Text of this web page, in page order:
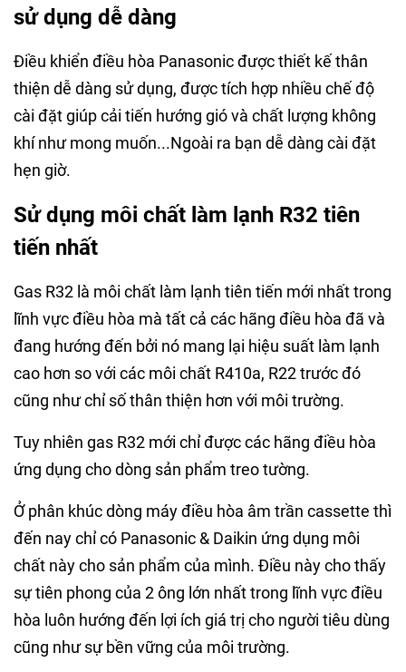
sử dụng dễ dàng
Điều khiển điều hòa Panasonic được thiết kế thân
thiện dễ dàng sử dụng, được tích hợp nhiều chế độ
cài đặt giúp cải tiến hướng gió và chất lượng không
khí như mong muốn...Ngoài ra bạn dễ dàng cài đặt
hẹn giờ.
Sử dụng môi chất làm lạnh R32 tiên
tiến nhất
Gas R32 là môi chất làm lạnh tiên tiến mới nhất trong
lĩnh vực điều hòa mà tất cả các hãng điều hòa đã và
đang hướng đến bởi nó mang lại hiệu suất làm lạnh
cao hơn so với các môi chất R410a, R22 trước đó
cũng như chỉ số thân thiện hơn với môi trường.
Tuy nhiên gas R32 mới chỉ được các hãng điều hòa
ứng dụng cho dòng sản phẩm treo tường.
Ở phân khúc dòng máy điều hòa âm trần cassette thì
đến nay chỉ có Panasonic & Daikin ứng dụng môi
chất này cho sản phẩm của mình. Điều này cho thấy
sự tiên phong của 2 ông lớn nhất trong lĩnh vực điều
hòa luôn hướng đến lợi ích giá trị cho người tiêu dùng
cũng như sự bền vững của môi trường.